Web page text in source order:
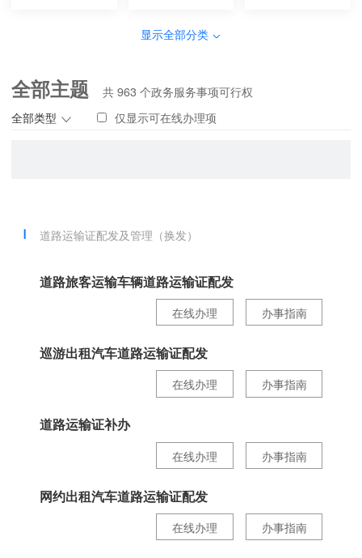
显示全部分类
全部主题
全部类型
共963 个政务服务事项可行权
仅显示可在线办理项
道路运输证配发及管理（换发）
道路旅客运输车辆道路运输证配发
办事指南
在线办理
巡游出租汽车道路运输证配发
办事指南
在线办理
道路运输证补办
办事指南
在线办理
网约出租汽车道路运输证配发
办事指南
在线办理